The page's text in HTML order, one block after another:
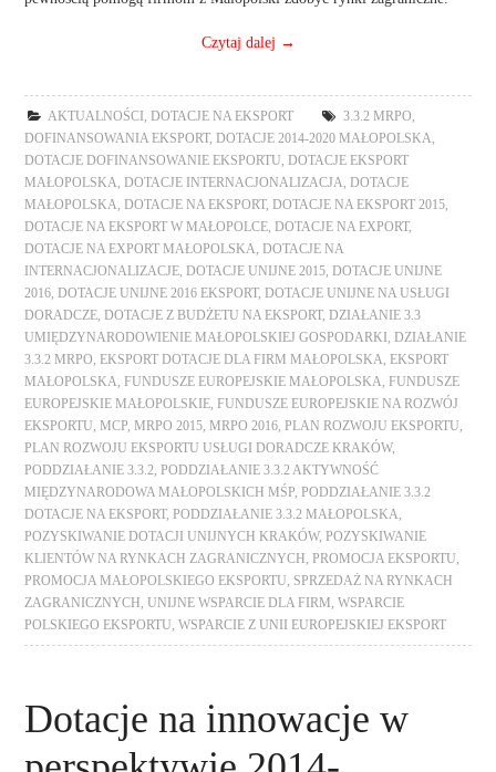
Czytaj dalej →
AKTUALNOŚCI DOTACJE NA EKSPORT 3.3.2 MRPO
DOFINANSOWANIA EKSPORT, DOTACJE 2014-2020 MAŁOPOLSKA
DOTACJE DOFINANSOWANIE EKSPORTU
DOTACJE EKSPORT
MAŁOPOLSKA
DOTACJE INTERNACJONALIZACJA
DOTACJE
MAŁOPOLSKA
DOTACJE NA EKSPORT, DOTACJE NA EKSPORT 2015
DOTACJE NA EKSPORT W MAŁOPOLCE
DOTACJE NA EXPORT,
DOTACJE NA EXPORT MAŁOPOLSKA
DOTACJE NA
INTERNACJONALIZACJE
DOTACJE UNIJNE 2015
DOTACJE UNIJNE
2016
DOTACJE UNIJNE 2016 EKSPORT,
DOTACJE UNIJNE NA USŁUGI
DORADCZE
DOTACJE Z BUDŻETU NA EKSPORT,
DZIAŁANIE 3.3
UMIĘDZYNARODOWIENIE MAŁOPOLSKIEJ GOSPODARKI
DZIAŁANIE
3.3.2 MRPO
EKSPORT DOTACJE DLA FIRM MAŁOPOLSKA
EKSPORT
MAŁOPOLSKA
FUNDUSZE EUROPEJSKIE MAŁOPOLSKA
FUNDUSZE
EUROPEJSKIE MAŁOPOLSKIE
FUNDUSZE EUROPEJSKIE NA ROZWÓJ
EKSPORTU
MCP MRPO 2015 MRPO 2016 PLAN ROZWOJU EKSPORTU
PLAN ROZWOJU EKSPORTU USŁUGI DORADCZE KRAKÓW,
PODDZIAŁANIE 3.3.2
PODDZIAŁANIE 3.3.2 AKTYWNOŚĆ
MIĘDZYNARODOWA MAŁOPOLSKICH MŚP
PODDZIAŁANIE 3.3.2
DOTACJE NA EKSPORT, PODDZIAŁANIE 3.3.2 MAŁOPOLSKA
POZYSKIWANIE DOTACJI UNIJNYCH KRAKÓW, POZYSKIWANIE
KLIENTÓW NA RYNKACH ZAGRANICZNYCH
PROMOCJA EKSPORTU
PROMOCJA MAŁOPOLSKIEGO EKSPORTU
SPRZEDAŻ NA RYNKACH
ZAGRANICZNYCH
UNIJNE WSPARCIE DLA FIRM
WSPARCIE
POLSKIEGO EKSPORTU
WSPARCIE Z UNII EUROPEJSKIEJ EKSPORT
Dotacje na innowacje w